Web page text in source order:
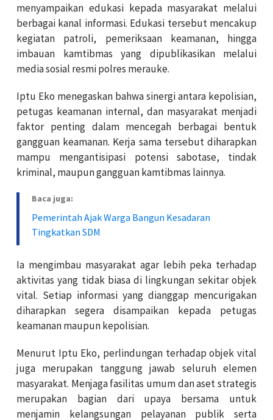
menyampaikan edukasi kepada masyarakat melalui
berbagai kanal informasi. Edukasi tersebut mencakup
kegiatan patroli, pemeriksaan keamanan, hingga
imbauan kamtibmas yang dipublikasikan melalui
media sosial resmi polres merauke.
Iptu Eko menegaskan bahwa sinergi antara kepolisian,
petugas keamanan internal, dan masyarakat menjadi
faktor penting dalam mencegah berbagai bentuk
gangguan keamanan. Kerja sama tersebut diharapkan
mampu mengantisipasi potensi sabotase, tindak
kriminal, maupun gangguan kamtibmas lainnya.
Baca juga:
Pemerintah Ajak Warga Bangun Kesadaran
Tingkatkan SDM
Ia mengimbau masyarakat agar lebih peka terhadap
aktivitas yang tidak biasa di lingkungan sekitar objek
vital. Setiap informasi yang dianggap mencurigakan
diharapkan segera disampaikan kepada petugas
keamanan maupun kepolisian.
Menurut Iptu Eko, perlindungan terhadap objek vital
juga merupakan tanggung jawab seluruh elemen
masyarakat. Menjaga fasilitas umum dan aset strategis
merupakan bagian dari upaya bersama untuk
menjamin kelangsungan pelayanan publik serta